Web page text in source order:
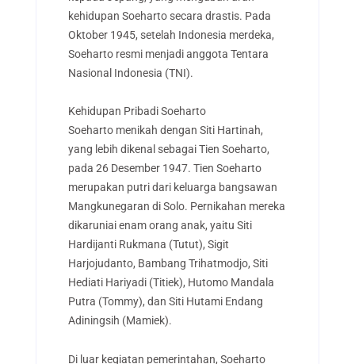
kehidupan Soeharto secara drastis. Pada
Oktober 1945, setelah Indonesia merdeka,
Soeharto resmi menjadi anggota Tentara
Nasional Indonesia (TNI).
Kehidupan Pribadi Soeharto
Soeharto menikah dengan Siti Hartinah,
yang lebih dikenal sebagai Tien Soeharto,
pada 26 Desember 1947. Tien Soeharto
merupakan putri dari keluarga bangsawan
Mangkunegaran di Solo. Pernikahan mereka
dikaruniai enam orang anak, yaitu Siti
Hardijanti Rukmana (Tutut), Sigit
Harjojudanto, Bambang Trihatmodjo, Siti
Hediati Hariyadi (Titiek), Hutomo Mandala
Putra (Tommy), dan Siti Hutami Endang
Adiningsih (Mamiek).
Di luar kegiatan pemerintahan, Soeharto